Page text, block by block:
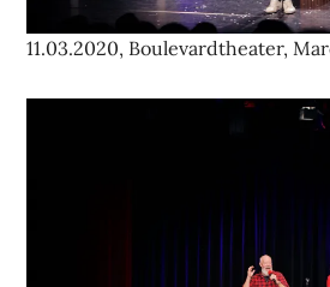
11.03.2020, Boulevardtheater,